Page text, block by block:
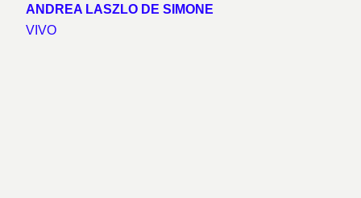
ANDREA LASZLO DE SIMONE
VIVO